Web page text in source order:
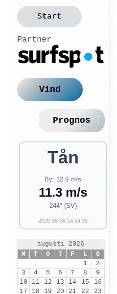
Start
Partner
Vind
Prognos
Tån
By: 12.9 m/s
11.3 m/s
244° (SV)
2026-08-08 14:54:38
augusti 2026
M
T O T F L
S
1
2
3
4 5 6 7 8
9
10
11 12 13 14 15
16
17
18 19 20 21 22
23